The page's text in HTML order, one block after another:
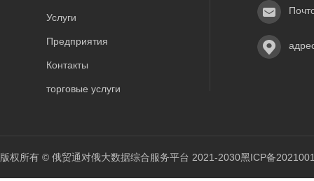
Услуги
Предприятия
Контакты
торговые услуги
版权所有 © 俄贸通对俄大数据综合服务平台 2021-2030黑ICP备